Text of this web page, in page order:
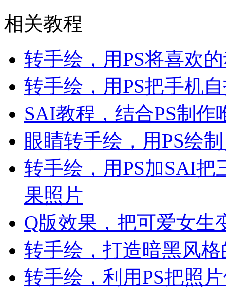
相关教程
转手绘，用PS将喜欢
转手绘，用PS把手机
SAI教程，结合PS制
眼睛转手绘，用PS绘
转手绘，用PS加SAI
果照片
Q版效果，把可爱女生
转手绘，打造暗黑风
转手绘，利用PS把照